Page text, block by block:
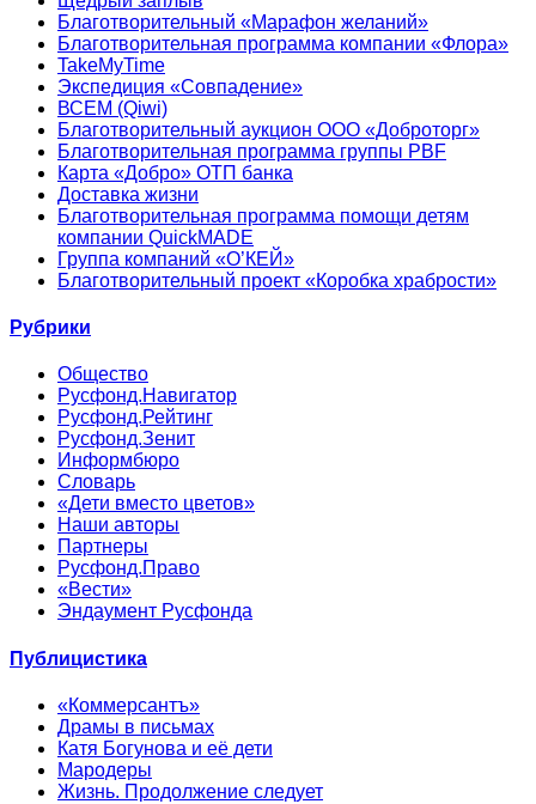
Благотворительный «Марафон желаний»
Благотворительная программа компании «Флора»
TakeMyTime
Экспедиция «Совпадение»
ВСЕМ (Qiwi)
Благотворительный аукцион ООО «Доброторг»
Благотворительная программа группы PBF
Карта «Добро» ОТП банка
Доставка жизни
Благотворительная программа помощи детям
компании QuickMADE
Группа компаний «О’КЕЙ»
Благотворительный проект «Коробка храбрости»
Рубрики
Общество
Русфонд.Навигатор
Русфонд.Рейтинг
Русфонд.Зенит
Информбюро
Словарь
«Дети вместо цветов»
Наши авторы
Партнеры
Русфонд.Право
«Вести»
Эндаумент Русфонда
Публицистика
«Коммерсантъ»
Драмы в письмах
Катя Богунова и её дети
Мародеры
Жизнь. Продолжение следует